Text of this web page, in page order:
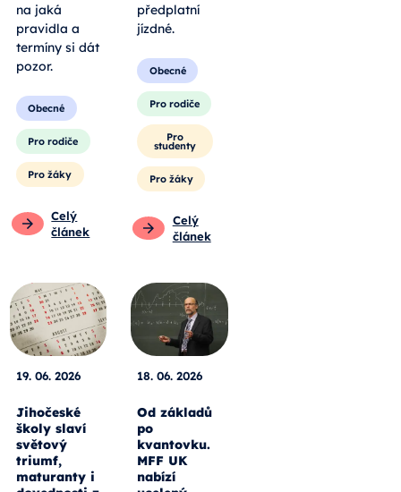
na jaká
pravidla a
termíny si dát
pozor.
Obecné
Pro rodiče
Pro žáky
Celý
článek
předplatní
jízdné.
Obecné
Pro rodiče
Pro
studenty
Pro žáky
Celý
článek
19. 06. 2026
Jihočeské
školy slaví
světový
triumf,
maturanty i
18. 06. 2026
Od základů
po
kvantovku.
MFF UK
nabízí